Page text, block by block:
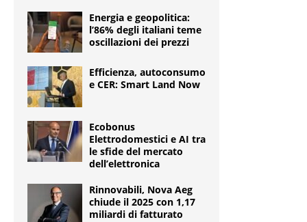
Energia e geopolitica:
l’86% degli italiani teme
oscillazioni dei prezzi
Efficienza, autoconsumo
e CER: Smart Land Now
Ecobonus
Elettrodomestici e AI tra
le sfide del mercato
dell’elettronica
Rinnovabili, Nova Aeg
chiude il 2025 con 1,17
miliardi di fatturato